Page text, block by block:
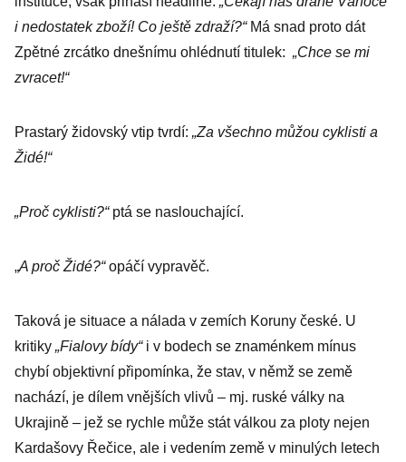
i nedostatek zboží! Co ještě zdraží?“Má snad proto dát
Zpětné zrcátko dnešnímu ohlédnutí titulek: „Chce se mi
zvracet!“
Prastarý židovský vtip tvrdí: „Za všechno můžou cyklisti a
Židé!“
„Proč cyklisti?“ptá se naslouchající.
„A proč Židé?“opáčí vypravěč.
Taková je situace a nálada v zemích Koruny české. U
kritiky „Fialovy bídy“i v bodech se znaménkem mínus
chybí objektivní připomínka, že stav, v němž se země
nachází, je dílem vnějších vlivů – mj. ruské války na
Ukrajině – jež se rychle může stát válkou za ploty nejen
Kardašovy Řečice, ale i vedením země v minulých letech